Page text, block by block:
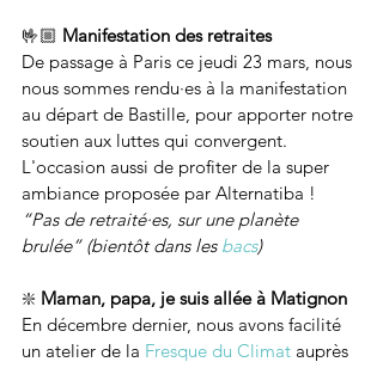
🤟🏼 Manifestation des retraites
De passage à Paris ce jeudi 23 mars, nous
nous sommes rendu·es à la manifestation
au départ de Bastille, pour apporter notre
soutien aux luttes qui convergent.
L'occasion aussi de profiter de la super
ambiance proposée par Alternatiba !
“Pas de retraité·es, sur une planète
brulée” (bientôt dans les bacs)
❇️ Maman, papa, je suis allée à Matignon
En décembre dernier, nous avons facilité
un atelier de la Fresque du Climat auprès